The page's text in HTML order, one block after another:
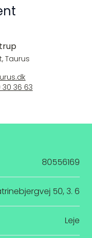
Taurus
30 36 63
80556169
50, 3. 6
Leje